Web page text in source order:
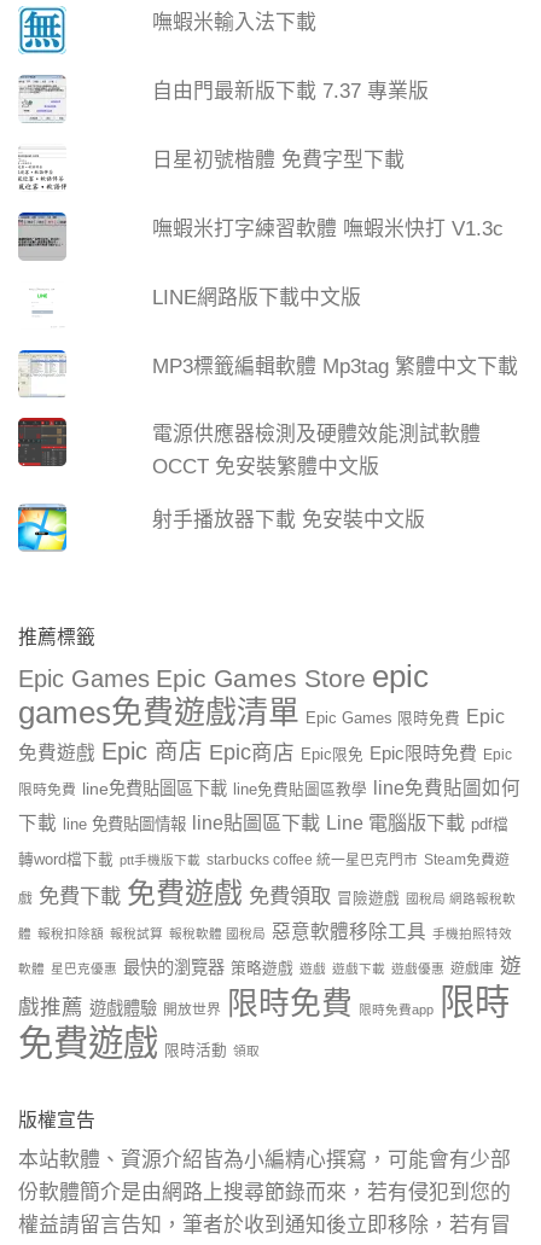
嘸蝦米輸入法下載
自由門最新版下載 7.37 專業版
日星初號楷體 免費字型下載
嘸蝦米打字練習軟體 嘸蝦米快打 V1.3c
LINE網路版下載中文版
MP3標籤編輯軟體 Mp3tag 繁體中文下載
電源供應器檢測及硬體效能測試軟體
OCCT 免安裝繁體中文版
射手播放器下載 免安裝中文版
推薦標籤
Epic Games Epic Games Store epic
games免費遊戲清單 Epic Games 限時免費 Epic
免費遊戲 Epic 商店 Epic商店 Epic限免 Epic限時免費 Epic
限時免費 line免費貼圖區下載 line免費貼圖區教學
line免費貼圖如何
下載
line 免費貼圖情報 line貼圖區下載 Line 電腦版下載 pdf檔
轉word檔下載 ptt手機版下載 starbucks coffee 統一星巴克門市 Steam免費遊
戲 免費下載 免費遊戲 免費領取 冒險遊戲 國稅局 網路報稅軟
體 報稅扣除額 報稅試算 報稅軟體 國稅局 惡意軟體移除工具 手機拍照特效
軟體 星巴克優惠 最快的瀏覽器 策略遊戲 遊戲 遊戲下載 遊戲優惠 遊戲庫 遊
戲推薦 遊戲體驗 開放世界 限時免費 限時免費app
限時
免費遊戲 限時活動 領取
版權宣告
本站軟體、資源介紹皆為小編精心撰寫，可能會有少部
份軟體簡介是由網路上搜尋節錄而來，若有侵犯到您的
權益請留言告知，筆者於收到通知後立即移除，若有冒